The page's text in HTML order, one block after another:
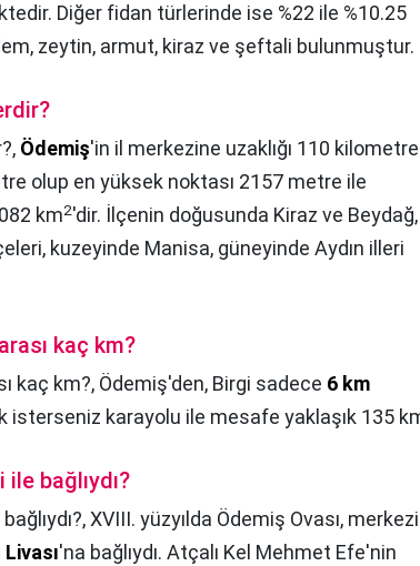
Diğer fidan türlerinde ise %22 ile %10.25
zeytin, armut, kiraz ve şeftali bulunmuştur.
Ödemiş'in il merkezine uzaklığı 110
olup en yüksek noktası 2157 metre ile
km2'dir. İlçenin doğusunda Kiraz ve Beydağ,
kuzeyinde Manisa, güneyinde Aydın illeri
kaç km?
kaç km?, Ödemiş'den, Birgi sadece 6 km
isterseniz karayolu ile mesafe yaklaşık 135
bağlıydı?
XVIII. yüzyılda Ödemiş Ovası, merkezi
Livası'na bağlıydı. Atçalı Kel Mehmet Efe'nin